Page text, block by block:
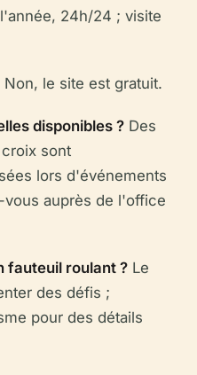
24h/24 ; visite
Non, le site est gratuit.
disponibles ? Des
sont
lors d'événements
auprès de l'office
fauteuil roulant ? Le
des défis ;
pour des détails